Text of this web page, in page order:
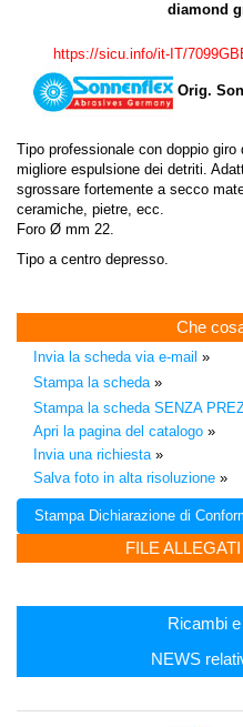
diamond
https://sicu.info/it-IT/
Orig.
Tipo professionale con doppio
migliore espulsione dei detriti.
sgrossare fortemente a secco
ceramiche, pietre, ecc.
Foro Ø mm 22.
Tipo a centro depresso.
Che
Invia la scheda via e-mail »
Stampa la scheda»
Stampa la scheda SENZA
Apri la pagina del catalogo »
Invia una richiesta»
Salva foto in alta risoluzione »
FILE
Ricambi
NEWS